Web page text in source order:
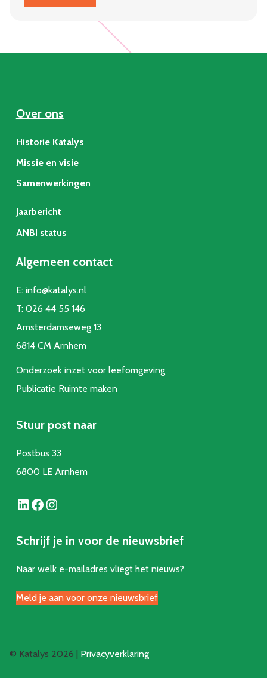
Dorpsgaard
Nederland
Over ons
Historie Katalys
Missie en visie
Samenwerkingen
Jaarbericht
ANBI status
Algemeen contact
E: info@katalys.nl
T: 026 44 55 146
Amsterdamseweg 13
6814 CM Arnhem
Onderzoek inzet voor leefomgeving
Publicatie Ruimte maken
Stuur post naar
Postbus 33
6800 LE Arnhem
LinkedIn Facebook Instagram
Schrijf je in voor de nieuwsbrief
Naar welk e-mailadres vliegt het nieuws?
Meld je aan voor onze nieuwsbrief
© Katalys 2026 | Privacyverklaring